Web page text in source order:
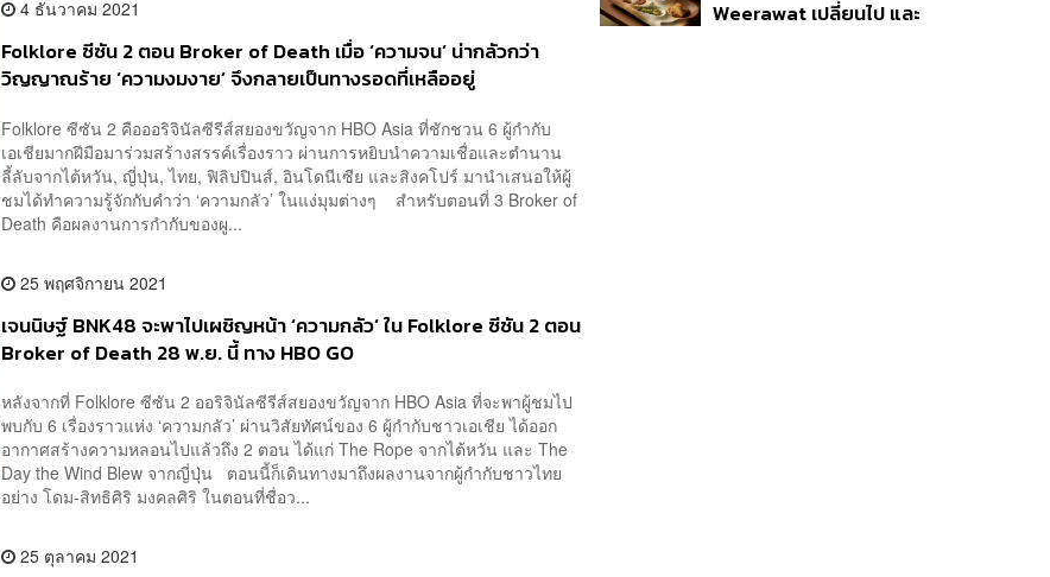
4 ธันวาคม 2021
Folklore ซีซัน 2 ตอน Broker of Death เมื่อ ‘ความจน’ น่ากลัวกว่า
วิญญาณร้าย ‘ความงมงาย’ จึงกลายเป็นทางรอดที่เหลืออยู่
Folklore ซีซัน 2 คือออริจินัลซีรีส์สยองขวัญจาก HBO Asia ที่ชักชวน 6 ผู้กำกับ
เอเชียมากฝีมือมาร่วมสร้างสรรค์เรื่องราว ผ่านการหยิบนำความเชื่อและตำนาน
ลี้ลับจากไต้หวัน, ญี่ปุ่น, ไทย, ฟิลิปปินส์, อินโดนีเซีย และสิงคโปร์ มานำเสนอให้ผู้
ชมได้ทำความรู้จักกับคำว่า ‘ความกลัว’ ในแง่มุมต่างๆ สำหรับตอนที่ 3 Broker of
Death คือผลงานการกำกับของผู...
25 พฤศจิกายน 2021
เจนนิษฐ์ BNK48 จะพาไปเผชิญหน้า ‘ความกลัว’ ใน Folklore ซีซัน 2 ตอน
Broker of Death 28 พ.ย. นี้ ทาง HBO GO
หลังจากที่ Folklore ซีซัน 2 ออริจินัลซีรีส์สยองขวัญจาก HBO Asia ที่จะพาผู้ชมไป
พบกับ 6 เรื่องราวแห่ง ‘ความกลัว’ ผ่านวิสัยทัศน์ของ 6 ผู้กำกับชาวเอเชีย ได้ออก
อากาศสร้างความหลอนไปแล้วถึง 2 ตอน ได้แก่ The Rope จากไต้หวัน และ The
Day the Wind Blew จากญี่ปุ่น ตอนนี้ก็เดินทางมาถึงผลงานจากผู้กำกับชาวไทย
อย่าง โดม-สิทธิศิริ มงคลศิริ ในตอนที่ชื่อว...
25 ตุลาคม 2021
ไทม์
Weerawat เปลี่ยนไป และ